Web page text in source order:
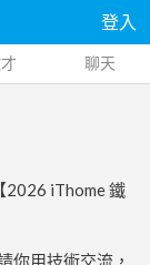
登入
聊天
2026 iThome 鐵
你用技術交流，